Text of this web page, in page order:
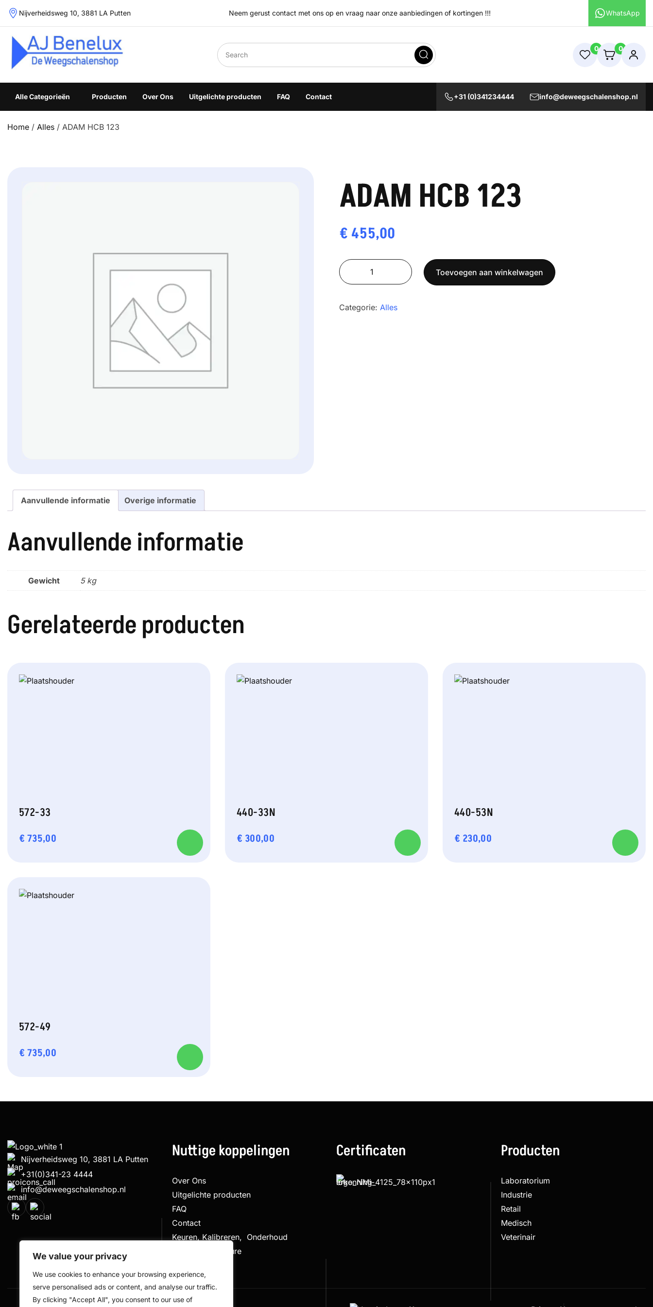
We value your privacy
We use cookies to enhance your browsing experience,
serve personalised ads or content, and analyse our traffic.
By clicking "Accept All", you consent to our use of
Skip
Nijverheidsweg 10, 3881 LA Putten Neem gerust contact met ons op en vraag naar onze aanbiedingen of kortingen !!! WhatsApp
Weegschalenshop | Precisieweegschalen & Industriële Weegoplossingen
0 0
Alle Categorieën Producten Over Ons Uitgelichte producten FAQ Contact +31 (0)341234444 info@deweegschalenshop.nl
Home / Alles / ADAM HCB 123
ADAM HCB 123
€ 455,00
ADAM
HCB
aantal
Toevoegen aan winkelwagen
Categorie:Alles
Aanvullende informatie Overige informatie
Aanvullende informatie
Gewicht 5 kg
Gerelateerde producten
572-33
€ 735,00
440-33N
€ 300,00
440-53N
€ 230,00
572-49
€ 735,00
Nijverheidsweg 10, 3881 LA Putten
+31(0)341-23 4444
info@deweegschalenshop.nl
Nuttige koppelingen
Over Ons
Uitgelichte producten
FAQ
Contact
Keuren, Kalibreren, Onderhoud
Klachtenprocedure
Certificaten Producten
Laboratorium
Industrie
Retail
Medisch
Veterinair